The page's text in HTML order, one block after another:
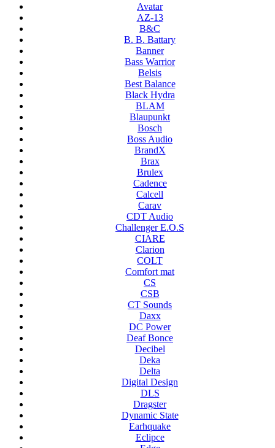
Avatar
AZ-13
B&C
B. B. Battary
Banner
Bass Warrior
Belsis
Best Balance
Black Hydra
BLAM
Blaupunkt
Bosch
Boss Audio
BrandX
Brax
Brulex
Cadence
Calcell
Carav
CDT Audio
Challenger E.O.S
CIARE
Clarion
COLT
Comfort mat
CS
CSB
CT Sounds
Daxx
DC Power
Deaf Bonce
Decibel
Deka
Delta
Digital Design
DLS
Dragster
Dynamic State
Earhquake
Eclipce